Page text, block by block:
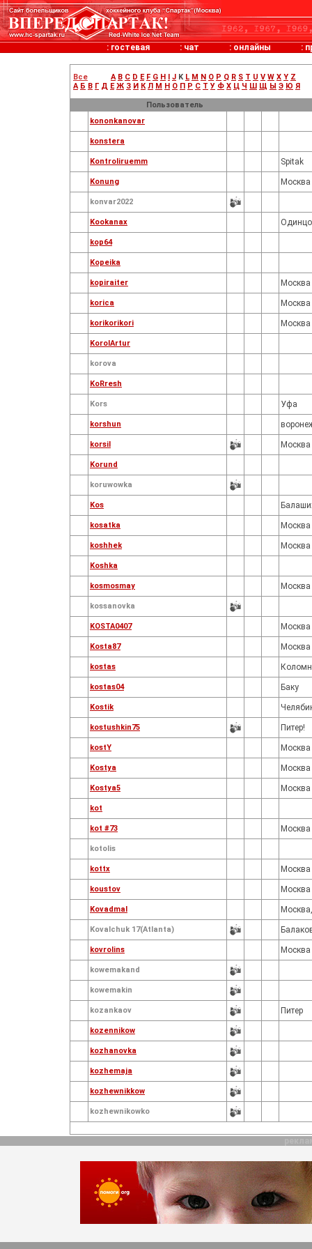
: гостевая : чат : онлайны :
Все A B C D E F G H I J K L M N O P Q R S T U V W X Y Z
А Б В Г Д Е Ж З И К Л М Н О П Р С Т У Ф Х Ц Ч Ш Щ Ы Э Ю Я
Пользователь
kononkanovar
konstera
Kontroliruemm Spitak
Konung Москва
konvar2022
Kookanax
kop64
Kopeika
kopiraiter Москва
korica Москва
korikorikori Москва
KorolArtur
korova
KoRresh
Kors Уфа
korshun
korsil Москва
Korund
koruwowka
Kos
kosatka Москва
koshhek Москва
Koshka
kosmosmay Москва
kossanovka
KOSTA0407 Москва
Kosta87 Москва
kostas
kostas04 Баку
Kostik
kostushkin75 Питер!
kostY Москва
Kostya Москва
Kostya5 Москва
kot
kot #73 Москва
kotolis
kottx Москва
koustov Москва
Kovadmal
Kovalchuk 17(Atlanta)
kovrolins Москва
kowemakand
kowemakin
kozankaov Питер
kozennikow
kozhanovka
kozhemaja
kozhewnikkow
kozhewnikowko